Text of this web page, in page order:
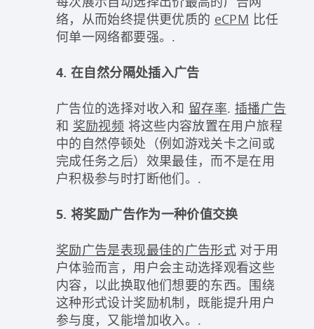
络，从而始终提供更优质的 eCPM 比任
何单一网络都要强。.
4. 在自然分隔处插入广告
广告位的选择对收入和 留存率. 插播广告
和 奖励视频 将这些内容放置在用户旅程
中的自然停顿处（例如游戏关卡之间或
完成任务之后）效果最佳，而不是在用
户积极参与时打断他们。.
5. 将奖励广告作为一种价值交换
奖励广告是表现最佳的广告形式 对于用
户体验而言，用户会主动选择观看这些
内容，以此换取他们想要的东西。围绕
这种形式设计奖励机制，既能提升用户
参与度，又能增加收入。.